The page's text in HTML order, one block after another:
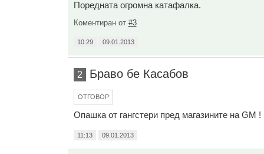
Поредната огромна катафалка.
Коментиран от #3
10:29 09.01.2013
2 Браво бе Касабов
ОТГОВОР
Опашка от гангстери пред магазините на GM !
11:13 09.01.2013